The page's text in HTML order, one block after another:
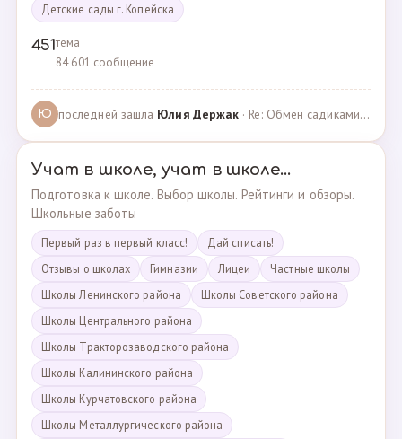
Детские сады г. Копейска
451тема
84 601 сообщение
Ю последней зашла Юлия Держак · Re: Обмен садиками, продажа путевок · 25.01.2023
Учат в школе, учат в школе...
Подготовка к школе. Выбор школы. Рейтинги и обзоры.
Школьные заботы
Первый раз в первый класс!
Дай списать!
Отзывы о школах
Гимназии Лицеи
Частные школы
Школы Ленинского района
Школы Советского района
Школы Центрального района
Школы Тракторозаводского района
Школы Калининского района
Школы Курчатовского района
Школы Металлургического района